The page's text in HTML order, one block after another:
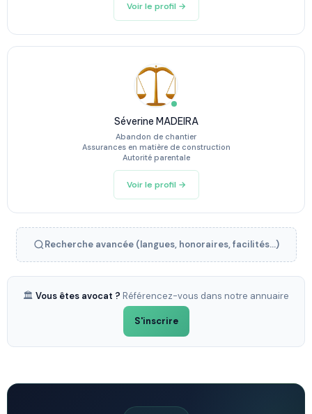
Voir le profil →
Séverine MADEIRA
Abandon de chantier
Assurances en matière de construction
Autorité parentale
Voir le profil →
Recherche avancée (langues, honoraires, facilités...)
🏛️ Vous êtes avocat ? Référencez-vous dans notre annuaire
S'inscrire